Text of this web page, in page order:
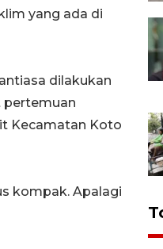
yang ada di
dilakukan
pertemuan
Kecamatan Koto
kompak. Apalagi